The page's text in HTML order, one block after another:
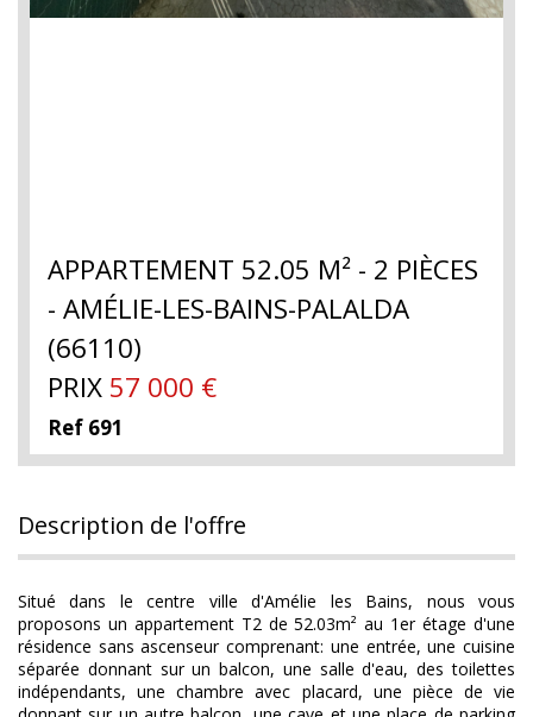
APPARTEMENT 52.05 M² - 2 PIÈCES
- AMÉLIE-LES-BAINS-PALALDA
(66110)
PRIX 57 000 €
Ref 691
description de l'offre
Situé dans le centre ville d'Amélie les Bains, nous vous
proposons un appartement T2 de 52.03m² au 1er étage d'une
résidence sans ascenseur comprenant: une entrée, une cuisine
séparée donnant sur un balcon, une salle d'eau, des toilettes
indépendants, une chambre avec placard, une pièce de vie